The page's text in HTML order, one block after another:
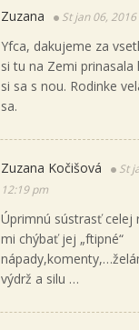
Zuzana St jan 06,
Yfca, dakujeme za
si tu na Zemi prinasala
si sa s nou. Rodinke
sa.
Zuzana Kočišová
St
12:19 pm
Úprimnú sústrasť celej
mi chýbať jej „ftipné“
výdrž a silu …